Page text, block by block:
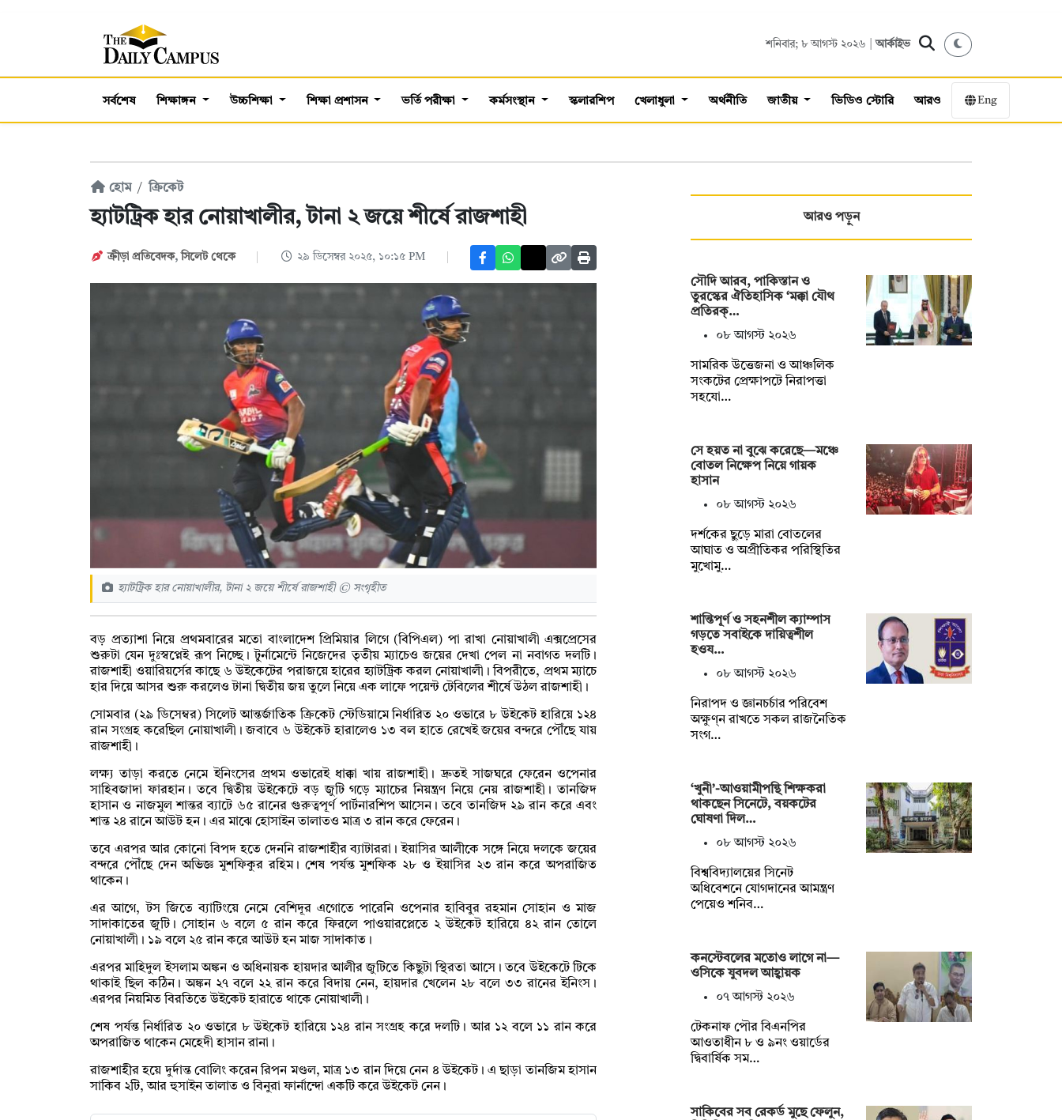
শনিবার; ৮ আগস্ট ২০২৬ |আর্কাইভ
সর্বশেষ শিক্ষাঙ্গন উচ্চশিক্ষা শিক্ষা প্রশাসন ভর্তি পরীক্ষা কর্মসংস্থান স্কলারশিপ খেলাধুলা অর্থনীতি জাতীয় ভিডিও স্টোরি আরও Eng
হোম ক্রিকেট
হ্যাটট্রিক হার নোয়াখালীর, টানা ২ জয়ে শীর্ষে রাজশাহী
ক্রীড়া প্রতিবেদক, সিলেট থেকে ২৯ ডিসেম্বর ২০২৫, ১০:১৫ PM
হ্যাটট্রিক হার নোয়াখালীর, টানা ২ জয়ে শীর্ষে রাজশাহী © সংগৃহীত
বড় প্রত্যাশা নিয়ে প্রথমবারের মতো বাংলাদেশ প্রিমিয়ার লিগে (বিপিএল) পা রাখা নোয়াখালী এক্সপ্রেসের
শুরুটা যেন দুঃস্বপ্নেই রূপ নিচ্ছে। টুর্নামেন্টে নিজেদের তৃতীয় ম্যাচেও জয়ের দেখা পেল না নবাগত দলটি।
রাজশাহী ওয়ারিয়র্সের কাছে ৬ উইকেটের পরাজয়ে হারের হ্যাটট্রিক করল নোয়াখালী। বিপরীতে, প্রথম ম্যাচে
হার দিয়ে আসর শুরু করলেও টানা দ্বিতীয় জয় তুলে নিয়ে এক লাফে পয়েন্ট টেবিলের শীর্ষে উঠল রাজশাহী।
সোমবার (২৯ ডিসেম্বর) সিলেট আন্তর্জাতিক ক্রিকেট স্টেডিয়ামে নির্ধারিত ২০ ওভারে ৮ উইকেট হারিয়ে ১২৪
রান সংগ্রহ করেছিল নোয়াখালী। জবাবে ৬ উইকেট হারালেও ১৩ বল হাতে রেখেই জয়ের বন্দরে পৌঁছে যায়
রাজশাহী।
লক্ষ্য তাড়া করতে নেমে ইনিংসের প্রথম ওভারেই ধাক্কা খায় রাজশাহী। দ্রুতই সাজঘরে ফেরেন ওপেনার
সাহিবজাদা ফারহান। তবে দ্বিতীয় উইকেটে বড় জুটি গড়ে ম্যাচের নিয়ন্ত্রণ নিয়ে নেয় রাজশাহী। তানজিদ
হাসান ও নাজমুল শান্তর ব্যাটে ৬৫ রানের গুরুত্বপূর্ণ পার্টনারশিপ আসেন। তবে তানজিদ ২৯ রান করে এবং
শান্ত ২৪ রানে আউট হন। এর মাঝে হোসাইন তালাতও মাত্র ৩ রান করে ফেরেন।
তবে এরপর আর কোনো বিপদ হতে দেননি রাজশাহীর ব্যাটাররা। ইয়াসির আলীকে সঙ্গে নিয়ে দলকে জয়ের
বন্দরে পৌঁছে দেন অভিজ্ঞ মুশফিকুর রহিম। শেষ পর্যন্ত মুশফিক ২৮ ও ইয়াসির ২৩ রান করে অপরাজিত
থাকেন।
এর আগে, টস জিতে ব্যাটিংয়ে নেমে বেশিদূর এগোতে পারেনি ওপেনার হাবিবুর রহমান সোহান ও মাজ
সাদাকাতের জুটি। সোহান ৬ বলে ৫ রান করে ফিরলে পাওয়ারপ্লেতে ২ উইকেট হারিয়ে ৪২ রান তোলে
নোয়াখালী। ১৯ বলে ২৫ রান করে আউট হন মাজ সাদাকাত।
এরপর মাহিদুল ইসলাম অঙ্কন ও অধিনায়ক হায়দার আলীর জুটিতে কিছুটা স্থিরতা আসে। তবে উইকেটে টিকে
থাকাই ছিল কঠিন। অঙ্কন ২৭ বলে ২২ রান করে বিদায় নেন, হায়দার খেলেন ২৮ বলে ৩৩ রানের ইনিংস।
এরপর নিয়মিত বিরতিতে উইকেট হারাতে থাকে নোয়াখালী।
শেষ পর্যন্ত নির্ধারিত ২০ ওভারে ৮ উইকেট হারিয়ে ১২৪ রান সংগ্রহ করে দলটি। আর ১২ বলে ১১ রান করে
অপরাজিত থাকেন মেহেদী হাসান রানা।
রাজশাহীর হয়ে দুর্দান্ত বোলিং করেন রিপন মণ্ডল, মাত্র ১৩ রান দিয়ে নেন ৪ উইকেট। এ ছাড়া তানজিম হাসান
সাকিব ২টি, আর হুসাইন তালাত ও বিনুরা ফার্নান্দো একটি করে উইকেট নেন।
আরও পড়ুন
সৌদি আরব, পাকিস্তান ও
তুরস্কের ঐতিহাসিক ‘মক্কা যৌথ
প্রতিরক্…
০৮ আগস্ট ২০২৬
সামরিক উত্তেজনা ও আঞ্চলিক
সংকটের প্রেক্ষাপটে নিরাপত্তা
সহযো…
সে হয়ত না ‍বুঝে করেছে—মঞ্চে
বোতল নিক্ষেপ নিয়ে গায়ক
হাসান
০৮ আগস্ট ২০২৬
দর্শকের ছুড়ে মারা বোতলের
আঘাত ও অপ্রীতিকর পরিস্থিতির
মুখোমু…
শান্তিপূর্ণ ও সহনশীল ক্যাম্পাস
গড়তে সবাইকে দায়িত্বশীল
হওয…
০৮ আগস্ট ২০২৬
নিরাপদ ও জ্ঞানচর্চার পরিবেশ
অক্ষুণ্ন রাখতে সকল রাজনৈতিক
সংগ…
‘খুনী’-আওয়ামীপন্থি শিক্ষকরা
থাকছেন সিনেটে, বয়কটের
ঘোষণা দিল…
০৮ আগস্ট ২০২৬
বিশ্ববিদ্যালয়ের সিনেট
অধিবেশনে যোগদানের আমন্ত্রণ
পেয়েও শনিব…
কনস্টেবলের মতোও লাগে না—
ওসিকে যুবদল আহ্বায়ক
০৭ আগস্ট ২০২৬
টেকনাফ পৌর বিএনপির
আওতাধীন ৮ ও ৯নং ওয়ার্ডের
দ্বিবার্ষিক সম…
সাকিবের সব রেকর্ড মুছে ফেলুন,